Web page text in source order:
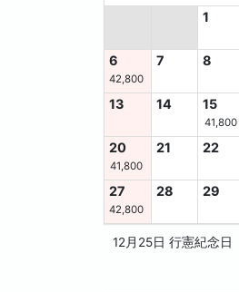
1
6
42,800
7 8
13 14 15
41,800
20
41,800
21 22
27
42,800
28 29
12月25日 行憲紀念日